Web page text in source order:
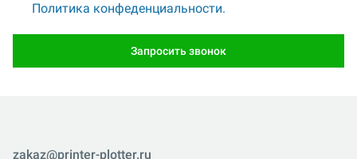
Политика конфеденциальности.
Запросить звонок
zakaz@printer-plotter.ru